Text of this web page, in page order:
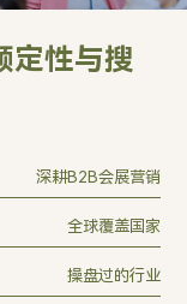
定性与搜
深耕B2B会展营销
全球覆盖国家
操盘过的行业